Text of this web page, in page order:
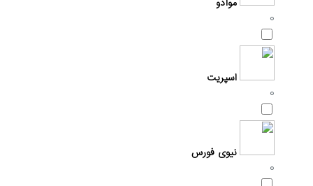
موادو
0
اسپریت
0
نیوی فورس
0